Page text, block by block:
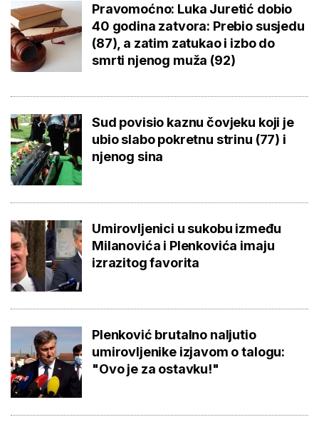
Pravomoćno: Luka Juretić dobio
40 godina zatvora: Prebio susjedu
(87), a zatim zatukao i izbo do
smrti njenog muža (92)
Sud povisio kaznu čovjeku koji je
ubio slabo pokretnu strinu (77) i
njenog sina
Umirovljenici u sukobu između
Milanovića i Plenkovića imaju
izrazitog favorita
Plenković brutalno naljutio
umirovljenike izjavom o talogu:
"Ovo je za ostavku!"